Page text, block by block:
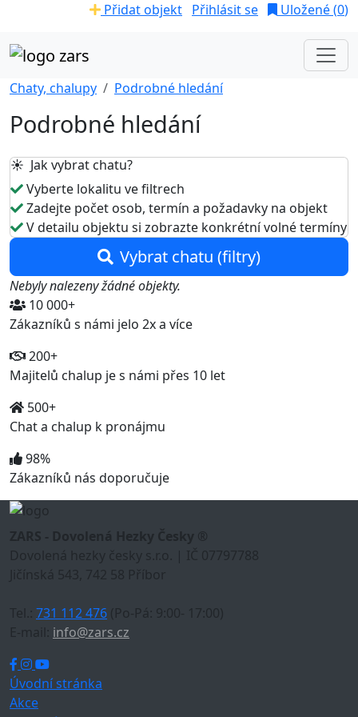
Přidat objekt Přihlásit se Uložené (0)
Chaty, chalupy Podrobné hledání
Podrobné hledání
☀️ Jak vybrat chatu?
Vyberte lokalitu ve filtrech
Zadejte počet osob, termín a požadavky na objekt
V detailu objektu si zobrazte konkrétní volné termíny
Vybrat chatu (filtry)
Nebyly nalezeny žádné objekty.
10 000+
Zákazníků s námi jelo 2x a více
200+
Majitelů chalup je s námi přes 10 let
500+
Chat a chalup k pronájmu
98%
Zákazníků nás doporučuje
ZARS - Dovolená Hezky Česky ®
Dovolená hezky česky s.r.o. | IČ 07797788
Jičínská 543, 742 58 Příbor
Tel.: 731 112 476 (Po-Pá: 9:00- 17:00)
E-mail: info@zars.cz
Úvodní stránka
Akce